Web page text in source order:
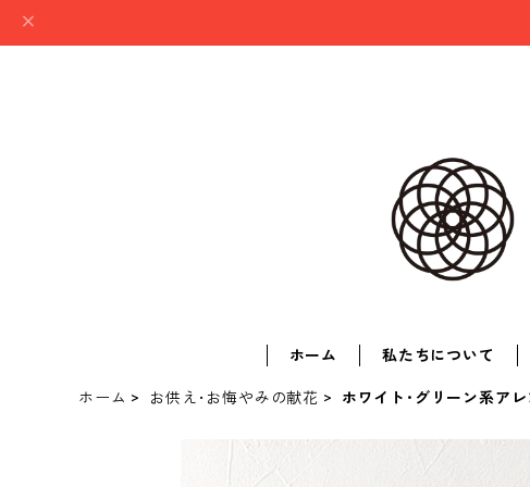
ホーム 私たちについて
ホーム お供え･お悔やみの献花 ホワイト･グリーン系ア